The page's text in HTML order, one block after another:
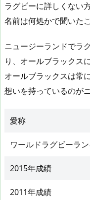
ラグビーに詳しくない
名前は何処かで聞いた
ニュージーランドでラ
り、オールブラックス
オールブラックスは常
想いを持っているのが
愛称
ワールドラグビーラ
2015年成績
2011年成績